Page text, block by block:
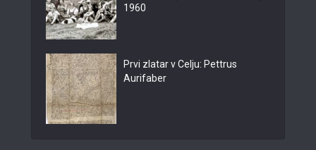
1960
Prvi zlatar v Celju: Pettrus
Aurifaber